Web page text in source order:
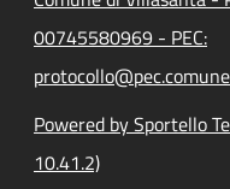
00745580969 - PEC:
Powered by Sportello
10.41.2)